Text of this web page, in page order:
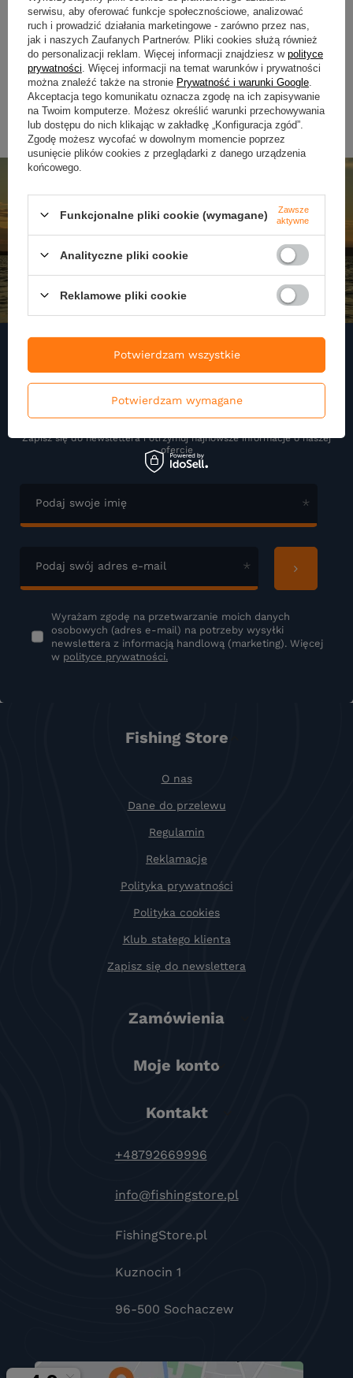
16,90 zł
Kup za: 656.7pkt punktów
Ilość produktówDO KOSZYKA
16,90 zł
Kup za: 656.7 pkt
Ilość produktówDO KOSZYKA
Zapisz się do naszego
Newslettera
Zapisz się do newslettera i otrzymuj najnowsze informacje o naszej
ofercie
Podaj swoje imię
Podaj swój adres e-mail
Wyrażam zgodę na przetwarzanie moich danych
osobowych (adres e-mail) na potrzeby wysyłki
newslettera z informacją handlową (marketing). Więcej
w polityce prywatności.
Fishing Store
O nas
Dane do przelewu
Regulamin
Reklamacje
Polityka prywatności
Polityka cookies
Klub stałego klienta
Zapisz się do newslettera
Zamówienia
Moje konto
Kontakt
+48792669996
info@fishingstore.pl
FishingStore.pl
Kuznocin 1
96-500 Sochaczew
serwisu, aby oferować funkcje społecznościowe, analizować
ruch i prowadzić działania marketingowe - zarówno przez nas,
jak i naszych Zaufanych Partnerów. Pliki cookies służą również
do personalizacji reklam. Więcej informacji znajdziesz w polityce
prywatności . Więcej informacji na temat warunków i prywatności
można znaleźć także na stronie Prywatność i warunki Google
Akceptacja tego komunikatu oznacza zgodę na ich zapisywanie
na Twoim komputerze. Możesz określić warunki przechowywania
lub dostępu do nich klikając w zakładkę „Konfiguracja zgód”.
Zgodę możesz wycofać w dowolnym momencie poprzez
usunięcie plików cookies z przeglądarki z danego urządzenia
końcowego.
Funkcjonalne pliki cookie (wymagane)
Zawsze
aktywne
Analityczne pliki cookie
Reklamowe pliki cookie
Potwierdzam wymagane
Potwierdzam wszystkie